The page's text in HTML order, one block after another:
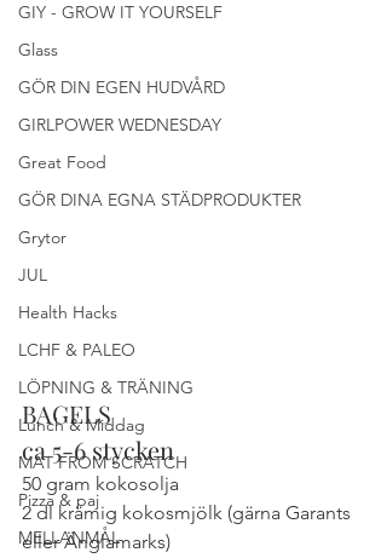
GIY - GROW IT YOURSELF
Glass
GÖR DIN EGEN HUDVÅRD
GIRLPOWER WEDNESDAY
Great Food
GÖR DINA EGNA STÄDPRODUKTER
Grytor
JUL
Health Hacks
LCHF & PALEO
LÖPNING & TRÄNING
Lunch & Middag
MAT FROM SCRATCH
Pizza & paj
MELLANMÅL
BAGELS
ca 5-6 stycken
50 gram kokosolja
2 dl krämig kokosmjölk (gärna Garants
eller Änglamarks)